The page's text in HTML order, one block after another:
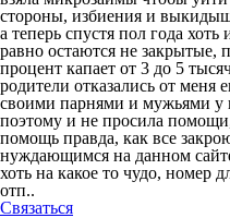
стороны, избиения и
а теперь спустя пол года
равно остаются не
процент капает от 3 до 5
родители отказались от меня
своими парнями и мужьями у
поэтому и не просила
помощь правда, как все
нуждающимся на данном
хоть на какое то чудо, номер
отп..
Связаться